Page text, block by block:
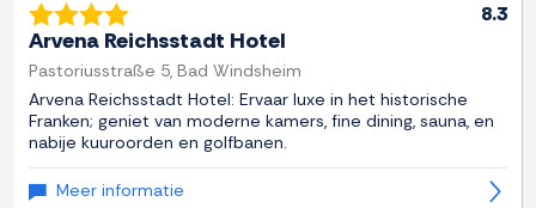
8.3
Arvena Reichsstadt Hotel
Pastoriusstraße 5, Bad Windsheim
Arvena Reichsstadt Hotel: Ervaar luxe in het historische
Franken; geniet van moderne kamers, fine dining, sauna, en
nabije kuuroorden en golfbanen.
Meer informatie